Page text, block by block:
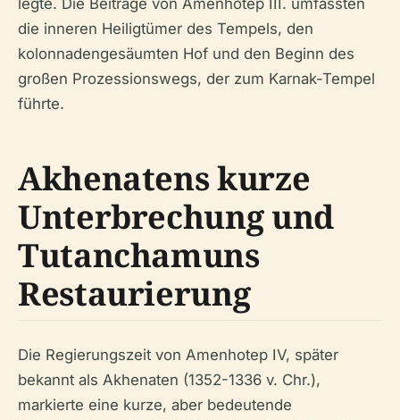
legte. Die Beiträge von Amenhotep III. umfassten
die inneren Heiligtümer des Tempels, den
kolonnadengesäumten Hof und den Beginn des
großen Prozessionswegs, der zum Karnak-Tempel
führte.
Akhenatens kurze
Unterbrechung und
Tutanchamuns
Restaurierung
Die Regierungszeit von Amenhotep IV, später
bekannt als Akhenaten (1352-1336 v. Chr.),
markierte eine kurze, aber bedeutende